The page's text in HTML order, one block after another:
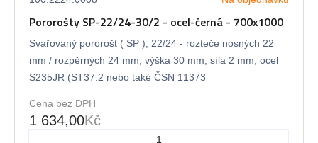
Pororošty SP-22/24-30/2 - ocel-černá - 700x1000
Svařovaný pororošt ( SP ), 22/24 - rozteče nosných 22
mm / rozpěrných 24 mm, výška 30 mm, síla 2 mm, ocel
S235JR (ST37.2 nebo také ČSN 11373
Cena bez DPH
1 634,00Kč